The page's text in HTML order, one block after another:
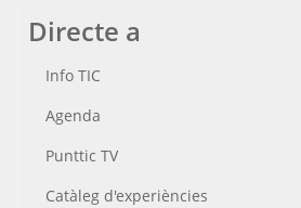
Directe a
Info TIC
Agenda
Punttic TV
Catàleg d'experiències